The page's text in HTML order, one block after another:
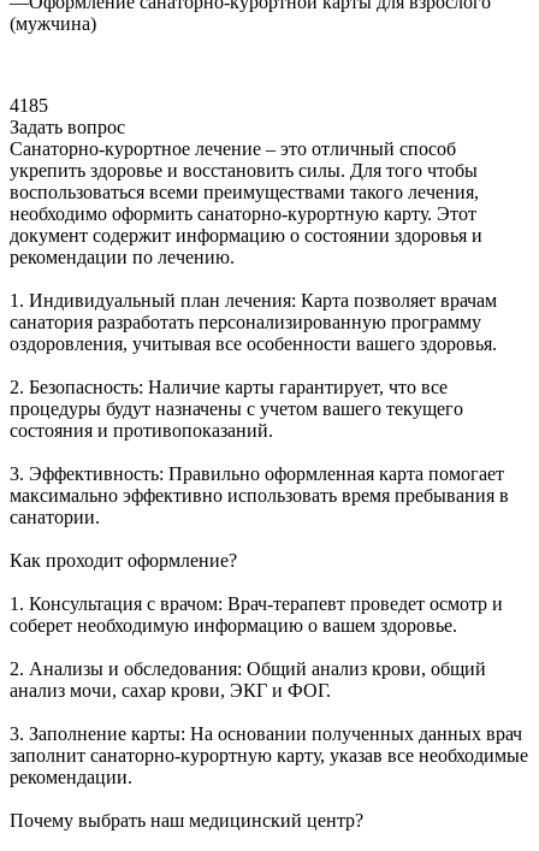
(мужчина)
4185
Задать вопрос
Санаторно-курортное лечение – это отличный способ
укрепить здоровье и восстановить силы. Для того чтобы
воспользоваться всеми преимуществами такого лечения,
необходимо оформить санаторно-курортную карту. Этот
документ содержит информацию о состоянии здоровья и
рекомендации по лечению.
1. Индивидуальный план лечения: Карта позволяет врачам
санатория разработать персонализированную программу
оздоровления, учитывая все особенности вашего здоровья.
2. Безопасность: Наличие карты гарантирует, что все
процедуры будут назначены с учетом вашего текущего
состояния и противопоказаний.
3. Эффективность: Правильно оформленная карта помогает
максимально эффективно использовать время пребывания в
санатории.
Как проходит оформление?
1. Консультация с врачом: Врач-терапевт проведет осмотр и
соберет необходимую информацию о вашем здоровье.
2. Анализы и обследования: Общий анализ крови, общий
анализ мочи, сахар крови, ЭКГ и ФОГ.
3. Заполнение карты: На основании полученных данных врач
заполнит санаторно-курортную карту, указав все необходимые
рекомендации.
Почему выбрать наш медицинский центр?